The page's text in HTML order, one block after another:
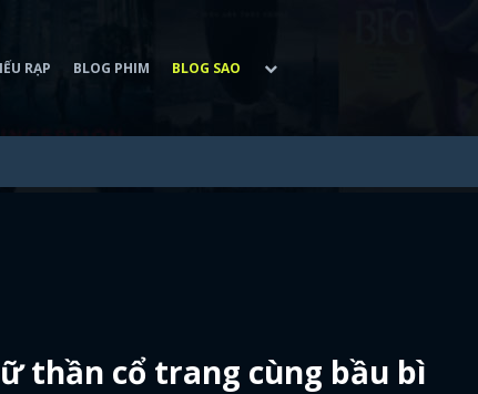
RẠP BLOG PHIM BLOG SAO
thần cổ trang cùng bầu bì